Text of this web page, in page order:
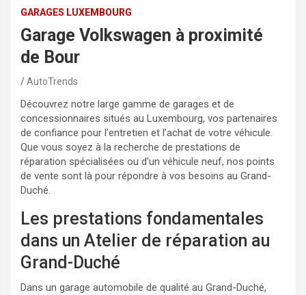
GARAGES LUXEMBOURG
Garage Volkswagen à proximité
de Bour
AutoTrends
Découvrez notre large gamme de garages et de
concessionnaires situés au Luxembourg, vos partenaires
de confiance pour l’entretien et l’achat de votre véhicule.
Que vous soyez à la recherche de prestations de
réparation spécialisées ou d’un véhicule neuf, nos points
de vente sont là pour répondre à vos besoins au Grand-
Duché.
Les prestations fondamentales
dans un Atelier de réparation au
Grand-Duché
Dans un garage automobile de qualité au Grand-Duché,